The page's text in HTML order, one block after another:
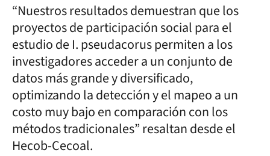
“Nuestros resultados demuestran que los
proyectos de participación social para el
estudio de I. pseudacorus permiten a los
investigadores acceder a un conjunto de
datos más grande y diversificado,
optimizando la detección y el mapeo a un
costo muy bajo en comparación con los
métodos tradicionales” resaltan desde el
Hecob-Cecoal.